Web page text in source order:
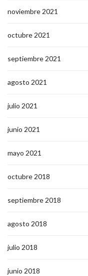
noviembre 2021
octubre 2021
septiembre 2021
agosto 2021
julio 2021
junio 2021
mayo 2021
octubre 2018
septiembre 2018
agosto 2018
julio 2018
junio 2018